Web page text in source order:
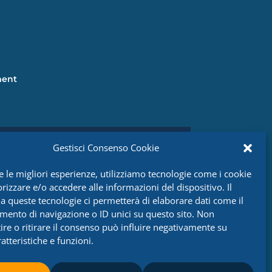
Gestisci Consenso Cookie
le migliori esperienze, utilizziamo tecnologie come i cookie
e/o accedere alle informazioni del dispositivo. Il
queste tecnologie ci permetterà di elaborare dati come il
di navigazione o ID unici su questo sito. Non
o ritirare il consenso può influire negativamente su
e funzioni.
 EMAIL
info@srcingegneria.it